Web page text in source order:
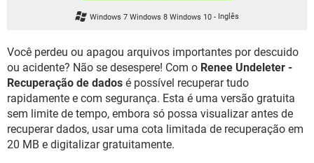
GMAIL
INSTAGRAM GMAIL
GUIA DE COMPRAS
Windows 7 Windows 8 Windows 10 - Inglês
Você perdeu ou apagou arquivos importantes por descuido
ou acidente? Não se desespere! Com o Renee Undeleter -
Recuperação de dados é possível recuperar tudo
rapidamente e com segurança. Esta é uma versão gratuita
sem limite de tempo, embora só possa visualizar antes de
recuperar dados, usar uma cota limitada de recuperação em
20 MB e digitalizar gratuitamente.